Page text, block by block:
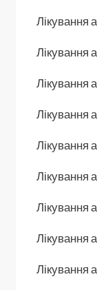
Лікування
Лікування
Лікування
Лікування
Лікування
Лікування
Лікування
Лікування
Лікування